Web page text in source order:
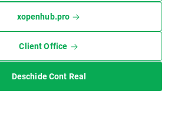
xopenhub.pro
Client Office
Deschide Cont Real